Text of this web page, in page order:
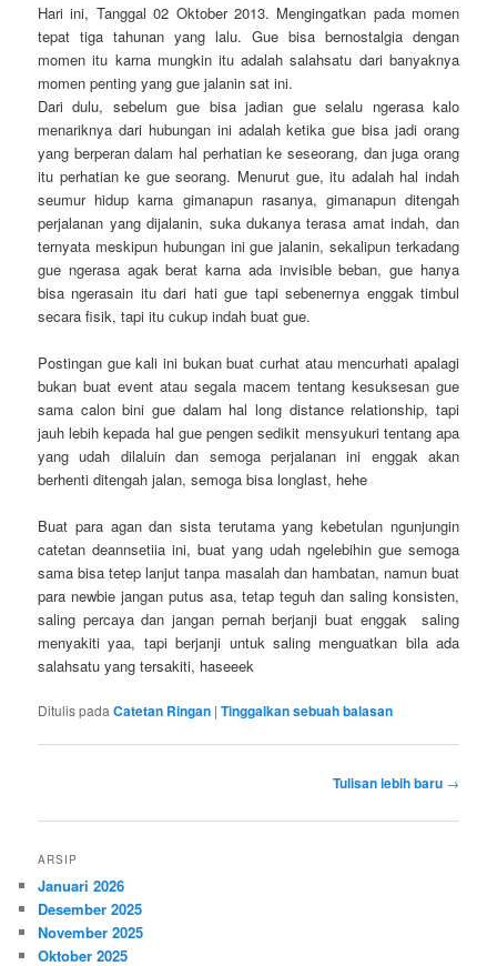
Hari ini, Tanggal 02 Oktober 2013. Mengingatkan pada momen
tepat tiga tahunan yang lalu. Gue bisa bernostalgia dengan
momen itu karna mungkin itu adalah salahsatu dari banyaknya
momen penting yang gue jalanin sat ini.
Dari dulu, sebelum gue bisa jadian gue selalu ngerasa kalo
menariknya dari hubungan ini adalah ketika gue bisa jadi orang
yang berperan dalam hal perhatian ke seseorang, dan juga orang
itu perhatian ke gue seorang. Menurut gue, itu adalah hal indah
seumur hidup karna gimanapun rasanya, gimanapun ditengah
perjalanan yang dijalanin, suka dukanya terasa amat indah, dan
ternyata meskipun hubungan ini gue jalanin, sekalipun terkadang
gue ngerasa agak berat karna ada invisible beban, gue hanya
bisa ngerasain itu dari hati gue tapi sebenernya enggak timbul
secara fisik, tapi itu cukup indah buat gue.
Postingan gue kali ini bukan buat curhat atau mencurhati apalagi
bukan buat event atau segala macem tentang kesuksesan gue
sama calon bini gue dalam hal long distance relationship, tapi
jauh lebih kepada hal gue pengen sedikit mensyukuri tentang apa
yang udah dilaluin dan semoga perjalanan ini enggak akan
berhenti ditengah jalan, semoga bisa longlast, hehe
Buat para agan dan sista terutama yang kebetulan ngunjungin
catetan deannsetiia ini, buat yang udah ngelebihin gue semoga
sama bisa tetep lanjut tanpa masalah dan hambatan, namun buat
para newbie jangan putus asa, tetap teguh dan saling konsisten,
saling percaya dan jangan pernah berjanji buat enggak saling
menyakiti yaa, tapi berjanji untuk saling menguatkan bila ada
salahsatu yang tersakiti, haseeek
Ditulis pada Catetan Ringan |Tinggalkan sebuah balasan
Tulisan lebih baru →
ARSIP
Januari 2026
Desember 2025
November 2025
Oktober 2025